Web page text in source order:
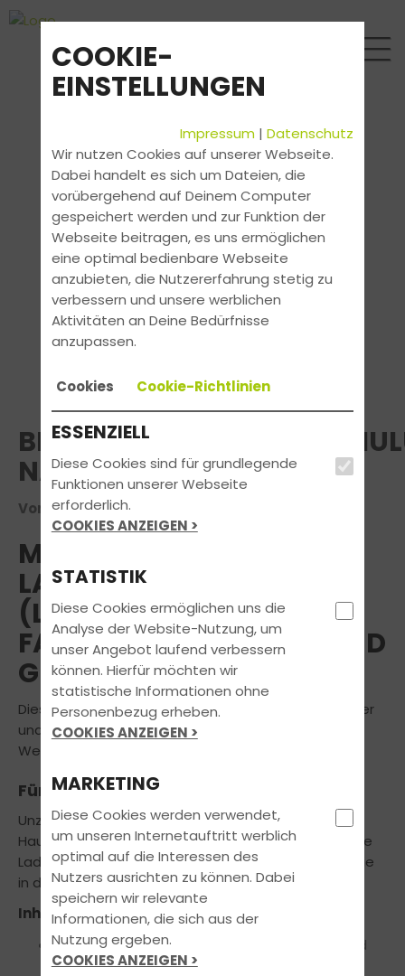
NACH BKRFQG
Voraussichtlicher Termin am 14.11.2026
MODUL 5:
LADUNGSSICHERUNG
(LKW),
FAHRGASTSICHERHEIT UND
GESUNDHEIT (BUS)
Dieses Modul ist für die zwei Fachgebiete LKW-Fahrer
und Bus-Fahrer getrennt, um gezielt
Weiterbildungsmaßnahmen anbieten zu können.
Für LKW-Fahrer
Unzureichende Ladungssicherung ist eine der
Hauptursachen für schwerste Unfälle. Wie Fahrer ihre
Ladungen richtig verladen und verzurren, erfahren Sie
in diesem Modul.
Inhalte:
Kenntnisse über die wirkenden Kräfte während
der Fahrt
COOKIE-
EINSTELLUNGEN
Impressum |Datenschutz
Wir nutzen Cookies auf unserer Webseite.
Dabei handelt es sich um Dateien, die
vorübergehend auf Deinem Computer
gespeichert werden und zur Funktion der
Webseite beitragen, es uns ermöglichen
eine optimal bedienbare Webseite
anzubieten, die Nutzererfahrung stetig zu
verbessern und unsere werblichen
Aktivitäten an Deine Bedürfnisse
anzupassen.
Cookies Cookie-Richtlinien
ESSENZIELL
Diese Cookies sind für grundlegende
Funktionen unserer Webseite
erforderlich.
COOKIES ANZEIGEN >
STATISTIK
Diese Cookies ermöglichen uns die
Analyse der Website-Nutzung, um
unser Angebot laufend verbessern
können. Hierfür möchten wir
statistische Informationen ohne
Personenbezug erheben.
COOKIES ANZEIGEN >
MARKETING
Diese Cookies werden verwendet,
um unseren Internetauftritt werblich
optimal auf die Interessen des
Nutzers ausrichten zu können. Dabei
speichern wir relevante
Informationen, die sich aus der
Nutzung ergeben.
COOKIES ANZEIGEN >